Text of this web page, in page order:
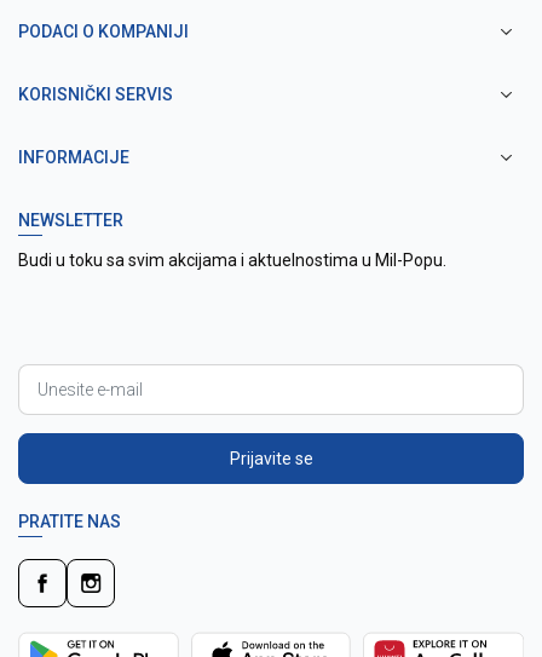
PODACI O KOMPANIJI
KORISNIČKI SERVIS
INFORMACIJE
NEWSLETTER
Budi u toku sa svim akcijama i aktuelnostima u Mil-Popu.
Prijavite se
PRATITE NAS